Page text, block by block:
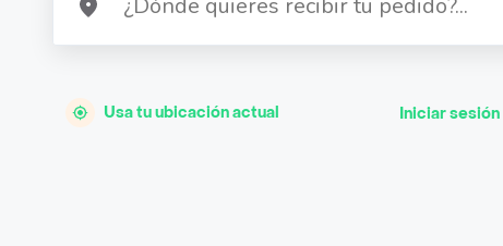
Usa tu ubicación actual Iniciar sesión